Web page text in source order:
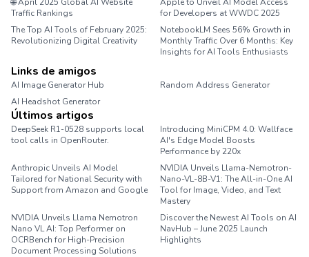
Traffic Rankings
for Developers at WWDC 2025
The Top AI Tools of February 2025:
Revolutionizing Digital Creativity
NotebookLM Sees 56% Growth in
Monthly Traffic Over 6 Months: Key
Insights for AI Tools Enthusiasts
Links de amigos
AI Image Generator Hub
Random Address Generator
AI Headshot Generator
Últimos artigos
DeepSeek R1-0528 supports local
tool calls in OpenRouter.
Introducing MiniCPM 4.0: Wallface
AI's Edge Model Boosts
Performance by 220x
Anthropic Unveils AI Model
Tailored for National Security with
Support from Amazon and Google
NVIDIA Unveils Llama-Nemotron-
Nano-VL-8B-V1: The All-in-One AI
Tool for Image, Video, and Text
Mastery
NVIDIA Unveils Llama Nemotron
Nano VL AI: Top Performer on
OCRBench for High-Precision
Document Processing Solutions
Discover the Newest AI Tools on AI
NavHub – June 2025 Launch
Highlights